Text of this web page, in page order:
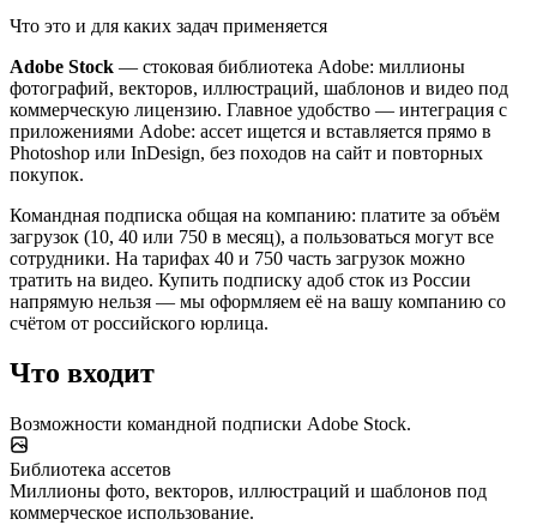
Что это и для каких задач применяется
Adobe Stock — стоковая библиотека Adobe: миллионы
фотографий, векторов, иллюстраций, шаблонов и видео под
коммерческую лицензию. Главное удобство — интеграция с
приложениями Adobe: ассет ищется и вставляется прямо в
Photoshop или InDesign, без походов на сайт и повторных
покупок.
Командная подписка общая на компанию: платите за объём
загрузок (10, 40 или 750 в месяц), а пользоваться могут все
сотрудники. На тарифах 40 и 750 часть загрузок можно
тратить на видео. Купить подписку адоб сток из России
напрямую нельзя — мы оформляем её на вашу компанию со
счётом от российского юрлица.
Что входит
Возможности командной подписки Adobe Stock.
Библиотека ассетов
Миллионы фото, векторов, иллюстраций и шаблонов под
коммерческое использование.